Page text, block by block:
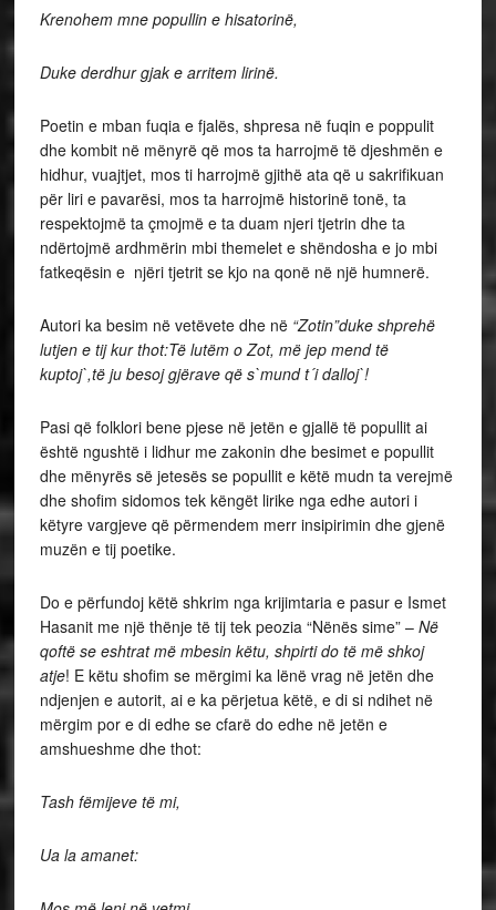
Krenohem mne popullin e hisatorinë,
Duke derdhur gjak e arritem lirinë.
Poetin e mban fuqia e fjalës, shpresa në fuqin e poppulit
dhe kombit në mënyrë që mos ta harrojmë të djeshmën e
hidhur, vuajtjet, mos ti harrojmë gjithë ata që u sakrifikuan
për liri e pavarësi, mos ta harrojmë historinë tonë, ta
respektojmë ta çmojmë e ta duam njeri tjetrin dhe ta
ndërtojmë ardhmërin mbi themelet e shëndosha e jo mbi
fatkeqësin e njëri tjetrit se kjo na qonë në një humnerë.
Autori ka besim në vetëvete dhe në “Zotin”duke shprehë
lutjen e tij kur thot:Të lutëm o Zot, më jep mend të
kuptoj`,të ju besoj gjërave që s`mund t´i dalloj`!
Pasi që folklori bene pjese në jetën e gjallë të popullit ai
është ngushtë i lidhur me zakonin dhe besimet e popullit
dhe mënyrës së jetesës se popullit e këtë mudn ta verejmë
dhe shofim sidomos tek këngët lirike nga edhe autori i
këtyre vargjeve që përmendem merr insipirimin dhe gjenë
muzën e tij poetike.
Do e përfundoj këtë shkrim nga krijimtaria e pasur e Ismet
Hasanit me një thënje të tij tek peozia “Nënës sime” – Në
qoftë se eshtrat më mbesin këtu, shpirti do të më shkoj
atje! E këtu shofim se mërgimi ka lënë vrag në jetën dhe
ndjenjen e autorit, ai e ka përjetua këtë, e di si ndihet në
mërgim por e di edhe se cfarë do edhe në jetën e
amshueshme dhe thot:
Tash fëmijeve të mi,
Ua la amanet: